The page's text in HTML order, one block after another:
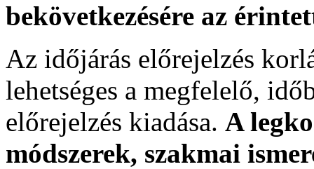
bekövetkezésére az
Az időjárás előrejelzés
lehetséges a megfelelő,
előrejelzés kiadása. A
módszerek, szakmai